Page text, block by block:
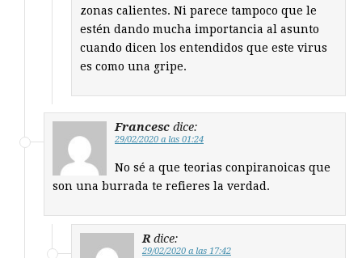
zonas calientes. Ni parece tampoco que le
estén dando mucha importancia al asunto
cuando dicen los entendidos que este virus
es como una gripe.
Francesc dice:
29/02/2020 a las 01:24
No sé a que teorias conpiranoicas que
son una burrada te refieres la verdad.
R dice:
29/02/2020 a las 17:42